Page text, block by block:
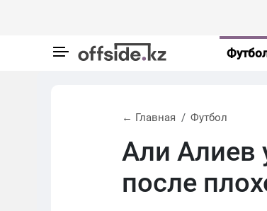
← Главная Футбол
Али Алиев
после